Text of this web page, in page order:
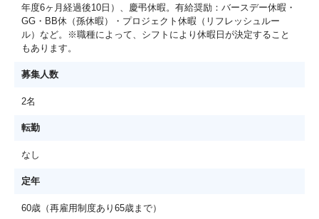
年度6ヶ月経過後10日）、慶弔休暇。有給奨励：バースデー休暇・
GG・BB休（孫休暇）・プロジェクト休暇（リフレッシュルー
ル）など。※職種によって、シフトにより休暇日が決定すること
もあります。
募集人数
2名
転勤
なし
定年
60歳（再雇用制度あり65歳まで）